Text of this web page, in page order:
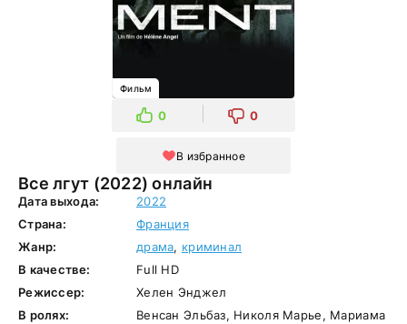
Все лгут (2022) онлайн
Фильм
0 0
В избранное
Дата выхода:
2022
Страна:
Франция
Жанр:
драма, криминал
В качестве:
Full HD
Режиссер:
Хелен Энджел
В ролях:
Венсан Эльбаз, Николя Марье, Мариама